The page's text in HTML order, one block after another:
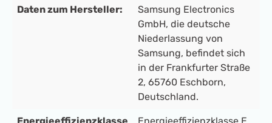
Daten zum Hersteller:
Samsung Electronics
GmbH, die deutsche
Niederlassung von
Samsung, befindet sich
in der Frankfurter Straße
2, 65760 Eschborn,
Deutschland.